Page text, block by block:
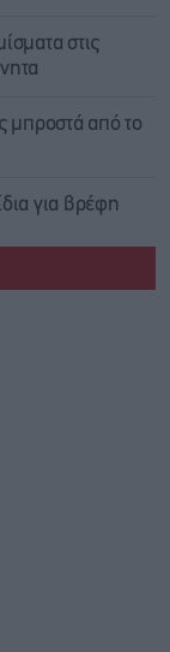
στις
μπροστά από το
για βρέφη